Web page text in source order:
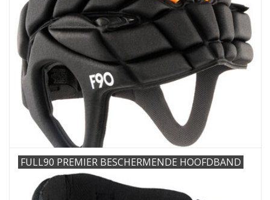
FULL90 PREMIER BESCHERMENDE HOOFDBAND